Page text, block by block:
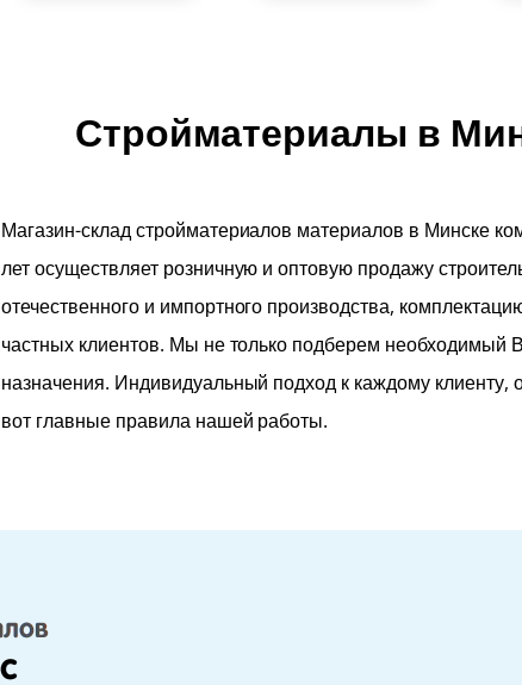
Стройматериалы в
Магазин-склад стройматериалов материалов в Минске
лет осуществляет розничную и оптовую продажу
отечественного и импортного производства,
частных клиентов. Мы не только подберем необходимый
назначения. Индивидуальный подход к каждому клиенту,
вот главные правила нашей работы.